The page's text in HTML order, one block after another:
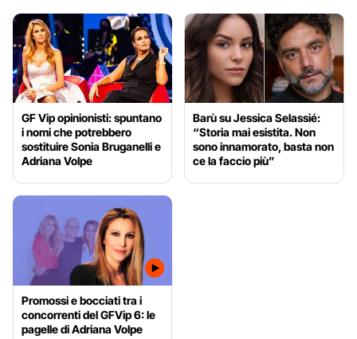
GF Vip opinionisti: spuntano
i nomi che potrebbero
sostituire Sonia Bruganelli e
Adriana Volpe
Barù su Jessica Selassié:
“Storia mai esistita. Non
sono innamorato, basta non
ce la faccio più”
Promossi e bocciati tra i
concorrenti del GFVip 6: le
pagelle di Adriana Volpe